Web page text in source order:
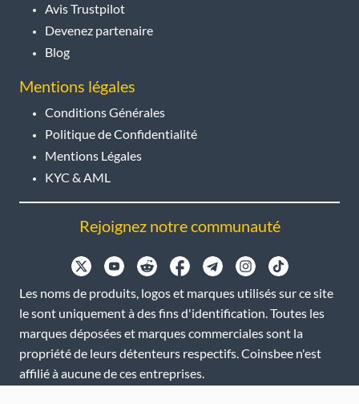
Avis Trustpilot
Devenez partenaire
Blog
Mentions légales
Conditions Générales
Politique de Confidentialité
Mentions Légales
KYC & AML
Rejoignez notre communauté
Les noms de produits, logos et marques utilisés sur ce site
le sont uniquement à des fins d'identification. Toutes les
marques déposées et marques commerciales sont la
propriété de leurs détenteurs respectifs. Coinsbee n'est
affilié à aucune de ces entreprises.